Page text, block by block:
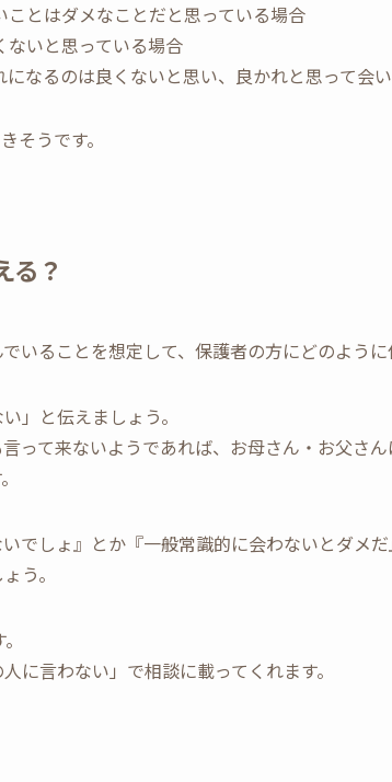
とはダメなことだと思っている場合
ないと思っている場合
なるのは良くないと思い、良かれと思って会
そうです。
る？
いることを想定して、保護者の方にどのように
」と伝えましょう。
って来ないようであれば、お母さん・お父さ
でしょ』とか『一般常識的に会わないとダメ
う。
に言わない」で相談に載ってくれます。